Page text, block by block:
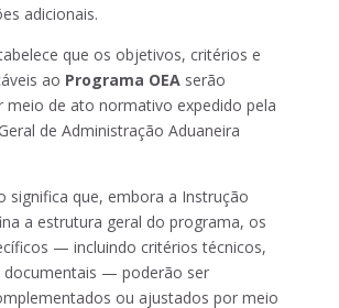
adicionais.
que os objetivos, critérios e
ao Programa OEA serão
meio de ato normativo expedido pela
de Administração Aduaneira
significa que, embora a Instrução
a estrutura geral do programa, os
— incluindo critérios técnicos,
documentais — poderão ser
ou ajustados por meio